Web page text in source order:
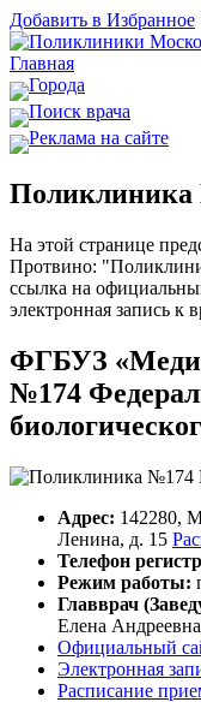
Добавить в Избранное
Главная
Города
Поиск врача
Реклама на сайте
Поликлиника
На этой странице
Протвино:
ссылка на
электронная запись к
ФГБУЗ
№174
Адрес: 142280,
Ленина, д. 15
Телефон
Режим работы:
Главврач
Елена Андреевна
Официальный
Электронная
Расписание